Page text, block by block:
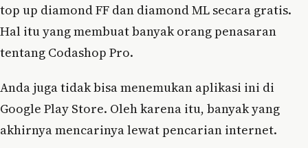
top up diamond FF dan diamond ML secara gratis.
Hal itu yang membuat banyak orang penasaran
tentang Codashop Pro.
Anda juga tidak bisa menemukan aplikasi ini di
Google Play Store. Oleh karena itu, banyak yang
akhirnya mencarinya lewat pencarian internet.